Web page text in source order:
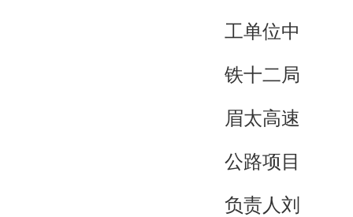
工单位中
铁十二局
眉太高速
公路项目
负责人刘